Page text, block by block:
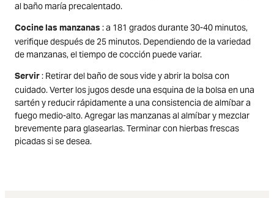
al baño maría precalentado.
Cocine las manzanas : a 181 grados durante 30-40 minutos,
verifique después de 25 minutos. Dependiendo de la variedad
de manzanas, el tiempo de cocción puede variar.
Servir : Retirar del baño de sous vide y abrir la bolsa con
cuidado. Verter los jugos desde una esquina de la bolsa en una
sartén y reducir rápidamente a una consistencia de almíbar a
fuego medio-alto. Agregar las manzanas al almíbar y mezclar
brevemente para glasearlas. Terminar con hierbas frescas
picadas si se desea.